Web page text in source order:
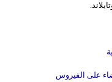
على الفيروس